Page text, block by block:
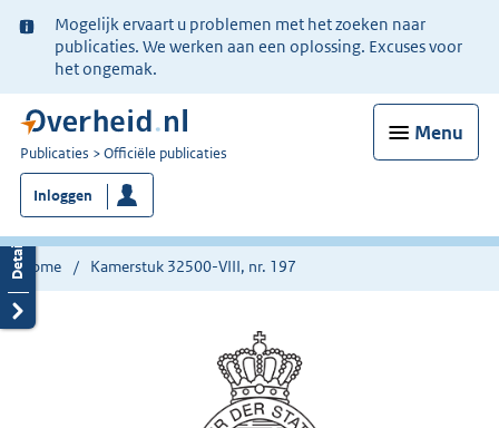
Ter
informatie:
Mogelijk ervaart u problemen met het zoeken naar
publicaties. We werken aan een oplossing. Excuses voor
het ongemak.
Menu
U
bent
nu
hier:
Publicaties Officiële publicaties
Inloggen
Home Kamerstuk 32500-VIII, nr. 197